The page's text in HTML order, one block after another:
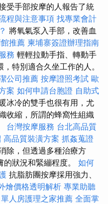
受手部按摩的人報告了統
程與注意事項 找專業會計
將氧氣泵入手部，改善血
推薦 柬埔寨簽證辦理指南
務 輕輕拉動手指、轉動手
特別適合久坐工作的人。
公司推薦 按摩證照考試 歐
案 如何申請台胞證 自助式
冰冷的雙手也很有用，尤
收縮，所謂的蜂窩性組織
台灣按摩服務 台北高品質
高品質裝潢方案 抓姦蒐證
除，但透過多種治療方
狀況和緊繃程度。 如何
抗脂肪團按摩採用強力、
燴價格透明解析 專業助聽
單人房護理之家推薦 全面掌